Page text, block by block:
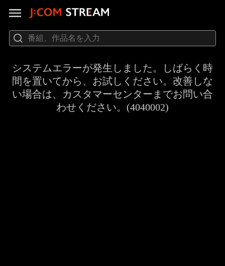
システムエラーが発生しました。しばらく時
間を置いてから、お試しください。改善しな
い場合は、カスタマーセンターまでお問い合
わせください。(4040002)